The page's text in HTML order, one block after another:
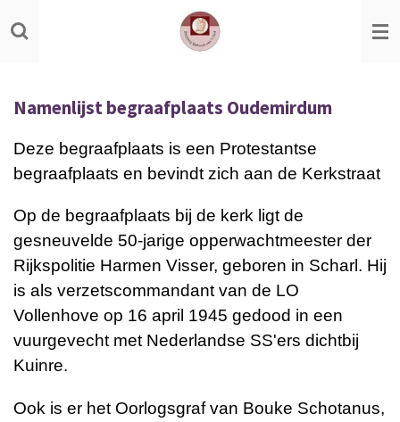
Ga
direct
hoofdinhoud
Namenlijst begraafplaats Oudemirdum
Deze begraafplaats is een Protestantse
begraafplaats en bevindt zich aan de Kerkstraat
Op de begraafplaats bij de kerk ligt de
gesneuvelde 50-jarige opperwachtmeester der
Rijkspolitie Harmen Visser, geboren in Scharl. Hij
is als verzetscommandant van de LO
Vollenhove op 16 april 1945 gedood in een
vuurgevecht met Nederlandse SS'ers dichtbij
Kuinre.
Ook is er het Oorlogsgraf van Bouke Schotanus,